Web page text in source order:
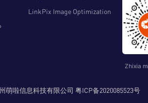
LinkPix Image Optimization
Zhixia
萌啦信息科技有限公司 粤ICP备2020085523号